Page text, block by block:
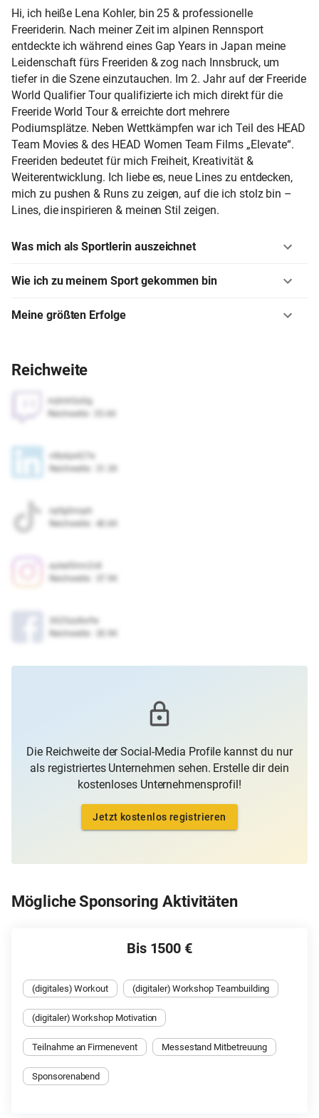
Hi, ich heiße Lena Kohler, bin 25 & professionelle
Freeriderin. Nach meiner Zeit im alpinen Rennsport
entdeckte ich während eines Gap Years in Japan meine
Leidenschaft fürs Freeriden & zog nach Innsbruck, um
tiefer in die Szene einzutauchen. Im 2. Jahr auf der Freeride
World Qualifier Tour qualifizierte ich mich direkt für die
Freeride World Tour & erreichte dort mehrere
Podiumsplätze. Neben Wettkämpfen war ich Teil des HEAD
Team Movies & des HEAD Women Team Films „Elevate“.
Freeriden bedeutet für mich Freiheit, Kreativität &
Weiterentwicklung. Ich liebe es, neue Lines zu entdecken,
mich zu pushen & Runs zu zeigen, auf die ich stolz bin –
Lines, die inspirieren & meinen Stil zeigen.
Was mich als Sportlerin auszeichnet
Wie ich zu meinem Sport gekommen bin
Meine größten Erfolge
Reichweite
mjtntr0zi0g
Reichweite
35.6K
vl8ykjs427e
Reichweite
31.3K
rqifg0rroph
Reichweite
40.6K
ayled5mn2v8
Reichweite
37.9K
3025zy8xrfw
Reichweite
20.9K
Die Reichweite der Social-Media Profile kannst du nur
als registriertes Unternehmen sehen. Erstelle dir dein
kostenloses Unternehmensprofil!
Jetzt kostenlos registrieren
Mögliche Sponsoring Aktivitäten
Bis 1500 €
(digitales) Workout (digitaler) Workshop Teambuilding
(digitaler) Workshop Motivation
Teilnahme an Firmenevent Messestand Mitbetreuung
Sponsorenabend